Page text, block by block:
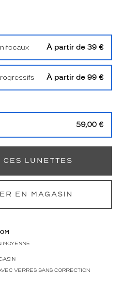
À partir de 39 €
À partir de 99 €
59,00 €
CES LUNETTES
EN MAGASIN
MOYENNE
VERRES SANS CORRECTION